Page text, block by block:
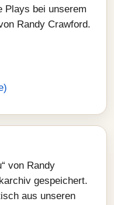
Plays bei unserem
Randy Crawford.
von Randy
gespeichert.
aus unseren